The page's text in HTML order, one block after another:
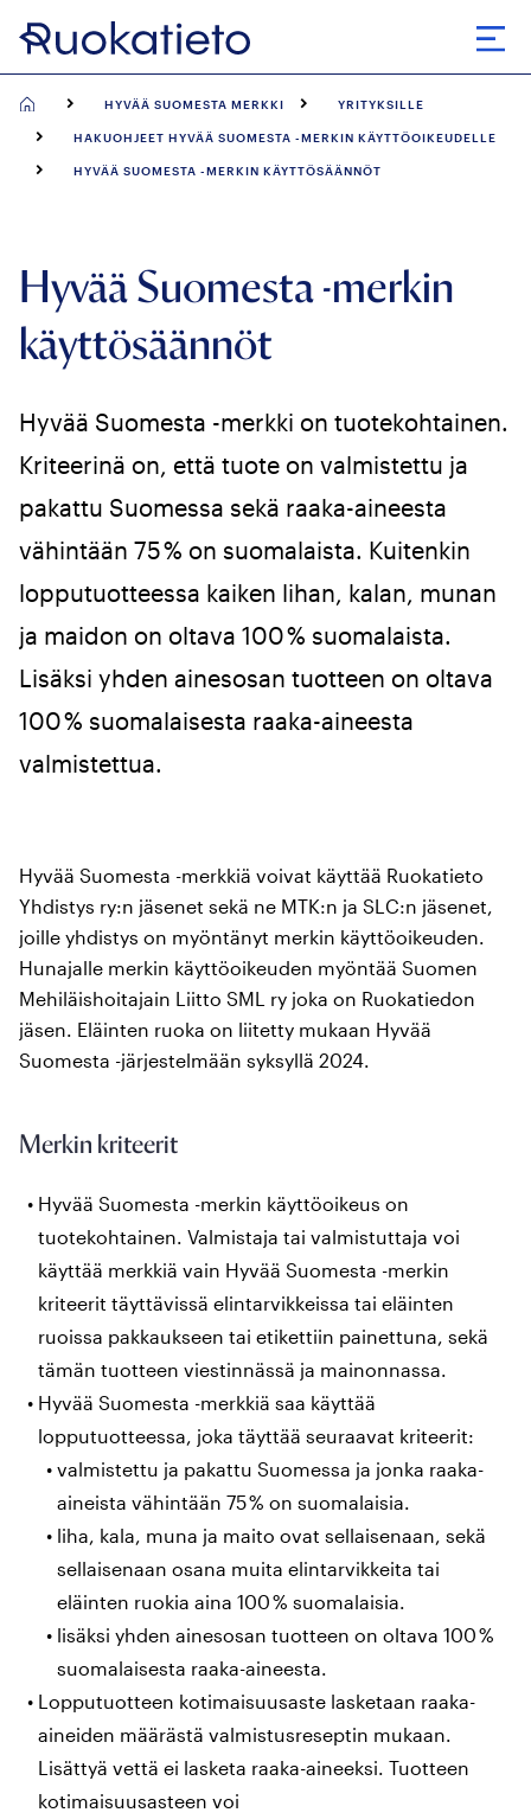
Siirry
suoraan
HYVÄÄ SUOMESTA MERKKI YRITYKSILLE
HAKUOHJEET HYVÄÄ SUOMESTA -MERKIN KÄYTTÖOIKEUDELLE
HYVÄÄ SUOMESTA -MERKIN KÄYTTÖSÄÄNNÖT
Hyvää Suomesta -merkin
käyttösäännöt
Hyvää Suomesta -merkki on tuotekohtainen.
Kriteerinä on, että tuote on valmistettu ja
pakattu Suomessa sekä raaka-aineesta
vähintään 75 % on suomalaista. Kuitenkin
lopputuotteessa kaiken lihan, kalan, munan
ja maidon on oltava 100 % suomalaista.
Lisäksi yhden ainesosan tuotteen on oltava
100 % suomalaisesta raaka-aineesta
valmistettua.
Hyvää Suomesta -merkkiä voivat käyttää Ruokatieto
Yhdistys ry:n jäsenet sekä ne MTK:n ja SLC:n jäsenet,
joille yhdistys on myöntänyt merkin käyttöoikeuden.
Hunajalle merkin käyttöoikeuden myöntää Suomen
Mehiläishoitajain Liitto SML ry joka on Ruokatiedon
jäsen. Eläinten ruoka on liitetty mukaan Hyvää
Suomesta -järjestelmään syksyllä 2024.
Merkin kriteerit
Hyvää Suomesta -merkin käyttöoikeus on
tuotekohtainen. Valmistaja tai valmistuttaja voi
käyttää merkkiä vain Hyvää Suomesta -merkin
kriteerit täyttävissä elintarvikkeissa tai eläinten
ruoissa pakkaukseen tai etikettiin painettuna, sekä
tämän tuotteen viestinnässä ja mainonnassa.
Hyvää Suomesta -merkkiä saa käyttää
lopputuotteessa, joka täyttää seuraavat kriteerit:
valmistettu ja pakattu Suomessa ja jonka raaka-
aineista vähintään 75 % on suomalaisia.
liha, kala, muna ja maito ovat sellaisenaan, sekä
sellaisenaan osana muita elintarvikkeita tai
eläinten ruokia aina 100 % suomalaisia.
lisäksi yhden ainesosan tuotteen on oltava 100 %
suomalaisesta raaka-aineesta.
Lopputuotteen kotimaisuusaste lasketaan raaka-
aineiden määrästä valmistusreseptin mukaan.
Lisättyä vettä ei lasketa raaka-aineeksi. Tuotteen
kotimaisuusasteen voi